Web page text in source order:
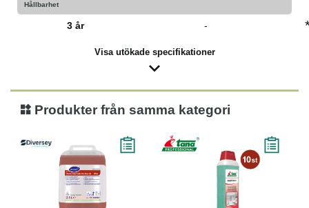
Hållbarhet
3 år -
Visa utökade specifikationer
Produkter från samma kategori